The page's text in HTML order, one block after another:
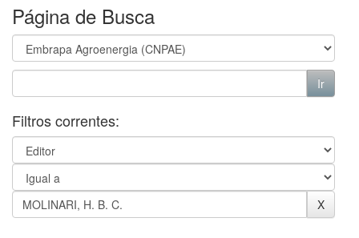
Página de Busca
Filtros correntes: